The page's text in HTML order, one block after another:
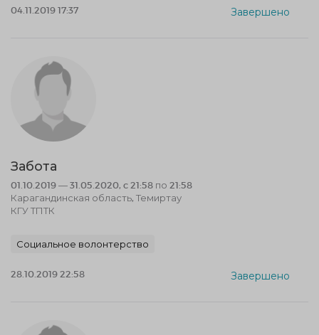
04.11.2019 17:37 Завершено
Забота
01.10.2019 — 31.05.2020, c 21:58 по 21:58
Карагандинская область, Темиртау
КГУ ТПТК
Социальное волонтерство
28.10.2019 22:58 Завершено